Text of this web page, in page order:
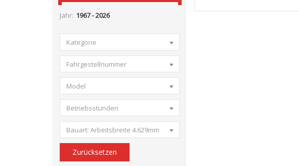
Jahr:
Kategorie
Fahrgestellnummer
Model
Betriebsstunden
Bauart: Arbeitsbreite 4.629mm
Zurücksetzen